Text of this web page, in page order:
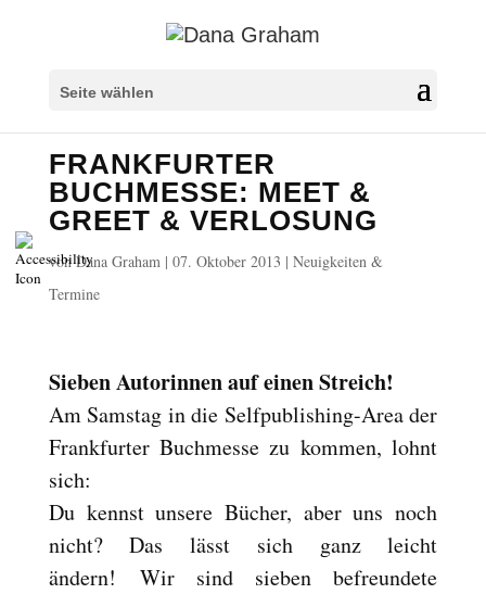
Seite wählen
FRANKFURTER
BUCHMESSE: MEET &
GREET & VERLOSUNG
vonDana Graham| 07. Oktober 2013 | Neuigkeiten &
Termine
Sieben Autorinnen auf einen Streich!
Am Samstag in die Selfpublishing-Area der
Frankfurter Buchmesse zu kommen, lohnt
sich:
Du kennst unsere Bücher, aber uns noch
nicht? Das lässt sich ganz leicht
ändern! Wir sind sieben befreundete
Überschriften markieren
settings
zoom_out Herauszoomen
zoom_in Vergrößern
Schrift verkleinern
add_circle_outline Schrift vergrößern
brightness_low Dunkler Kontrast
format_underlined Links unterstreichen
Links markieren
Reset
options
cached